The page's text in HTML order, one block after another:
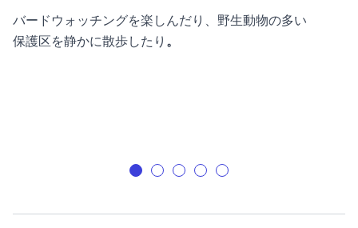
バードウォッチングを楽しんだり、野生動物の多い
保護区を静かに散歩したり 。